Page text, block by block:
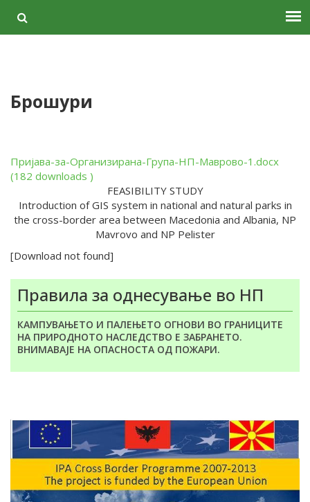
Брошури
Пријава-за-Организирана-Група-НП-Маврово-1.docx
(182 downloads )
FEASIBILITY STUDY
Introduction of GIS system in national and natural parks in
the cross-border area between Macedonia and Albania, NP
Mavrovo and NP Pelister
[Download not found]
Правила за однесување во НП
КАМПУВАЊЕТО И ПАЛЕЊЕТО ОГНОВИ ВО ГРАНИЦИТЕ
НА ПРИРОДНОТО НАСЛЕДСТВО Е ЗАБРАНЕТО.
ВНИМАВАЈЕ НА ОПАСНОСТА ОД ПОЖАРИ.